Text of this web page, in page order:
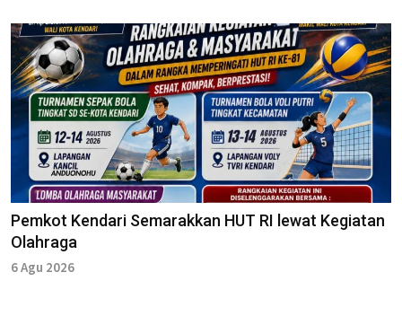
Pemkot Kendari Semarakkan HUT RI lewat Kegiatan
Olahraga
6 Agu 2026